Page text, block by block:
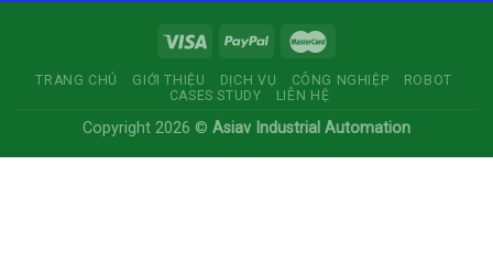
TRANG CHỦ GIỚI THIỆU DỊCH VỤ CÔNG NGHIỆP
ROBOT
CASES STUDY
LIÊN HỆ
Copyright 2026 © Asiav Industrial Automation